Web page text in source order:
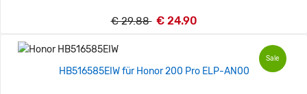
€ 29.88 € 24.90
Sale
HB516585EIW für Honor 200 Pro ELP-AN00